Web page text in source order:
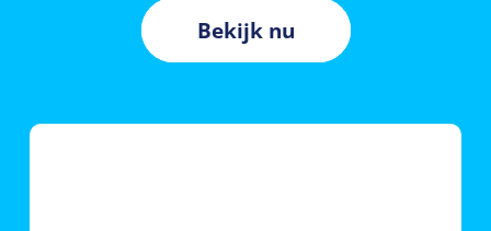
Bekijk nu